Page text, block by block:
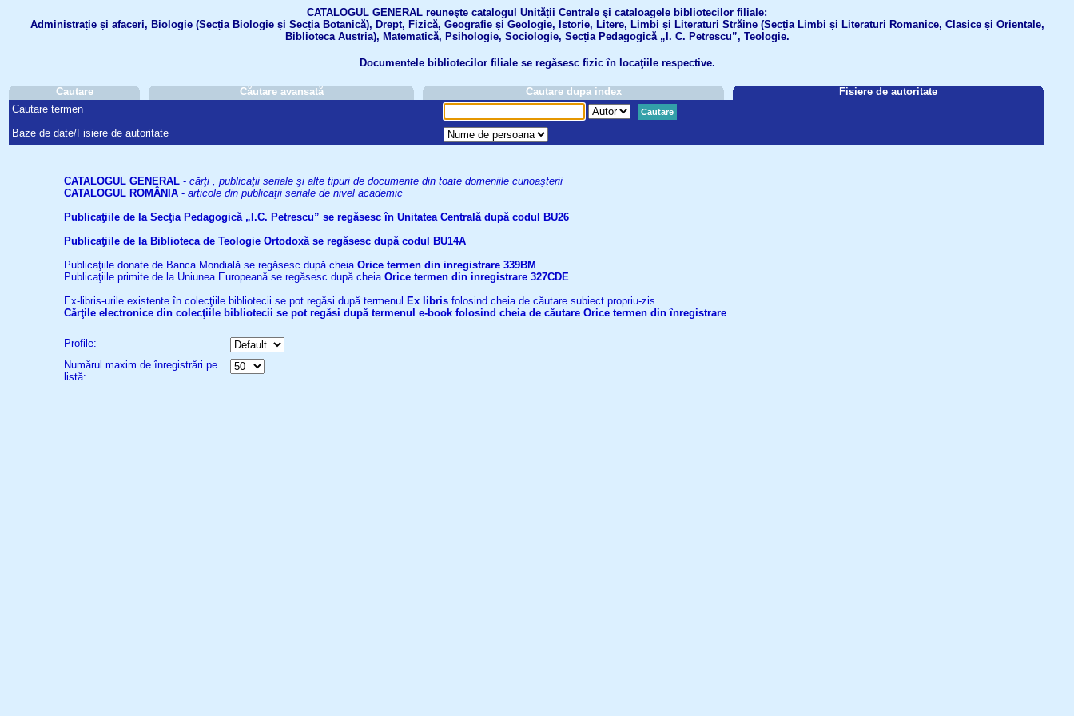
CATALOGUL GENERAL reuneşte catalogul Unității Centrale şi cataloagele bibliotecilor filiale:
Administrație și afaceri, Biologie (Secția Biologie și Secția Botanică), Drept, Fizică, Geografie și Geologie, Istorie, Litere, Limbi și Literaturi Străine (Secția Limbi și Literaturi Romanice, Clasice și Orientale,
Biblioteca Austria), Matematică, Psihologie, Sociologie, Secția Pedagogică „I. C. Petrescu”, Teologie.
Documentele bibliotecilor filiale se regăsesc fizic în locaţiile respective.
Cautare Căutare avansată Cautare dupa index
Fisiere de autoritate
Cautare termen
Cautare
Baze de date/Fisiere de autoritate
CATALOGUL GENERAL - cărţi , publicaţii seriale şi alte tipuri de documente din toate domeniile cunoaşterii
CATALOGUL ROMÂNIA - articole din publicaţii seriale de nivel academic
Publicaţiile de la Secţia Pedagogică „I.C. Petrescu” se regăsesc în Unitatea Centrală după codul BU26
Publicaţiile de la Biblioteca de Teologie Ortodoxă se regăsesc după codul BU14A
Publicaţiile donate de Banca Mondială se regăsesc după cheia Orice termen din inregistrare 339BM
Publicaţiile primite de la Uniunea Europeană se regăsesc după cheia Orice termen din inregistrare 327CDE
Ex-libris-urile existente în colecţiile bibliotecii se pot regăsi după termenul Ex libris folosind cheia de căutare subiect propriu-zis
Cărţile electronice din colecţiile bibliotecii se pot regăsi după termenul e-book folosind cheia de căutare Orice termen din înregistrare
Profile:
Numărul maxim de înregistrări pe
listă: